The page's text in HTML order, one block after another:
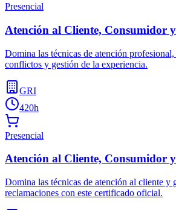
Presencial
Atención al Cliente, Consumidor
Domina las técnicas de atención
conflictos y gestión de la experiencia.
GRI
420h
Presencial
Atención al Cliente, Consumidor
Domina las técnicas de atención al cliente y
reclamaciones con este certificado oficial.